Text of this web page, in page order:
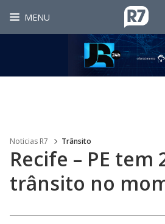
MENU
Noticias R7 Trânsito
Recife – PE tem
trânsito no